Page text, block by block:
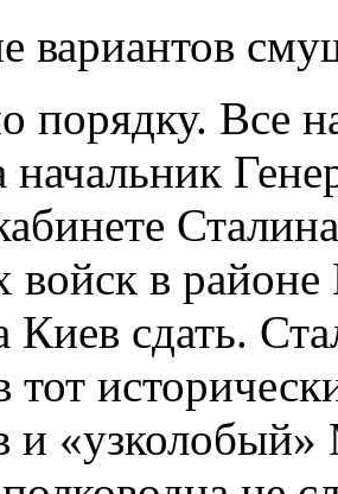
вариантов
порядку. Все
начальник
войск в
Киев сдать.
тот
и